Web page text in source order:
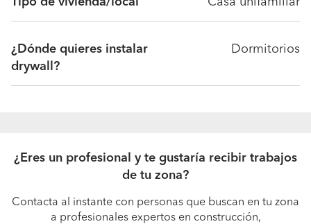
¿Dónde quieres instalar
drywall?
Dormitorios
¿Eres un profesional y te gustaría recibir trabajos
de tu zona?
Contacta al instante con personas que buscan en tu zona
a profesionales expertos en construcción,